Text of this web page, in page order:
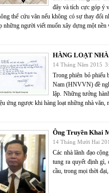
đây và tích cực góp ý
thể cứu vãn nếu không có sự thay đổi
những người viết muốn xây dựng một
HÀNG LOẠT
14 Tháng Năm 2015
Trong phiên bỏ phiếu
Nam (HNVVN) đề
lập. Những tưởng
ứng ngược khi hàng loạt những nhà
Ông Truyền Khai
14 Tháng Mười Hai
Các nhà lãnh đạo
tung ra quyết định gì,
cầu, trong mọi thời